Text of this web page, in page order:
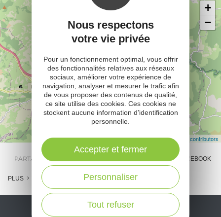
Rechercher
Itinéraire vers
La Couvertoirade
+
−
Leaflet| Map data ©OpenStreetMap contributors
PARTAGER : FACEBOOK
PLUS
Nous respectons
votre vie privée
Pour un fonctionnement optimal, vous offrir
des fonctionnalités relatives aux réseaux
sociaux, améliorer votre expérience de
navigation, analyser et mesurer le trafic afin
de vous proposer des contenus de qualité,
ce site utilise des cookies. Ces cookies ne
stockent aucune information d'identification
personnelle.
Tout refuser
Personnaliser
Accepter et fermer